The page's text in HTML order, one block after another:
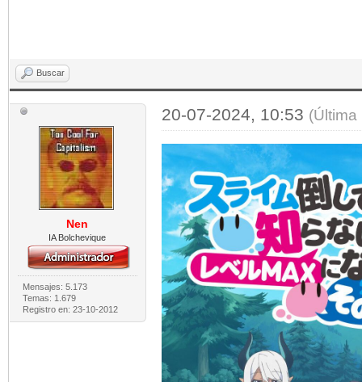
Buscar
Nen
IA Bolchevique
Mensajes: 5.173
Temas: 1.679
Registro en: 23-10-2012
20-07-2024, 10:53